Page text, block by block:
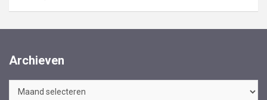
Archieven
Archieven